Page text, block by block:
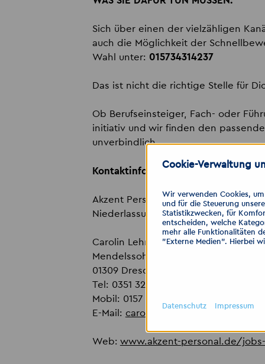
Sich über einen der vielzähligen
auch die Möglichkeit der
Wahl unter: 015734314237
Das ist nicht die richtige Stelle für
Ob Berufseinsteiger, Fach- oder
initiativ und wir finden den
unverbindlich.
Kontaktinformationen:
Akzent Personaldienstleistungen
Niederlassung Industrie
Carolin Lehmann
Mendelssohnallee 1
01309 Dresden
Tel: 0351 32348635
Mobil: 0157 34314237
E-Mail: carolin.lehmann akzent-
Web: www.akzent-personal.de/
Cookie-Verwaltung
Wir verwenden Cookies,
und für die Steuerung
Statistikzwecken, für
entscheiden, welche
mehr alle Funktionalitäten
"Externe Medien". Hierbei
Datenschutz Impressum